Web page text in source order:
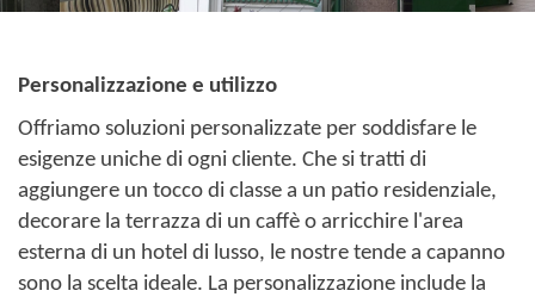
Personalizzazione e utilizzo
Offriamo soluzioni personalizzate per soddisfare le
esigenze uniche di ogni cliente. Che si tratti di
aggiungere un tocco di classe a un patio residenziale,
decorare la terrazza di un caffè o arricchire l'area
esterna di un hotel di lusso, le nostre tende a capanno
sono la scelta ideale. La personalizzazione include la